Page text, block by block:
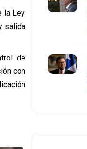
la Ley
salida
de
con